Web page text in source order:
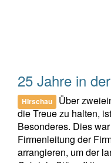
25 Jahre in
HIrschau
Über
die Treue zu halten,
Besonderes. Dies
Firmenleitung der
arrangieren, um der